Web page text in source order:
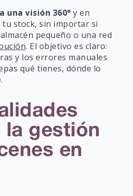
una visión 360° y en
stock, sin importar si
pequeño o una red
. El objetivo es claro:
y los errores manuales
qué tienes, dónde lo
la gestión
en